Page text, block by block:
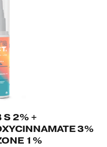
S 2% +
3%
1%